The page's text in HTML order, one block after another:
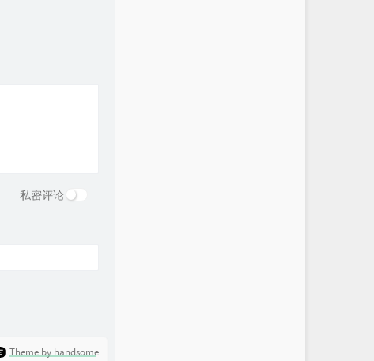
私密评论
Theme by handsome